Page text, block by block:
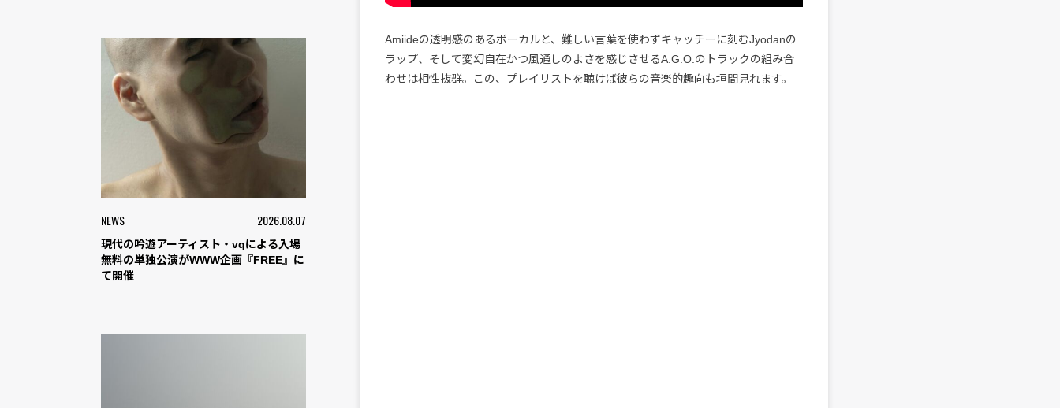
NEWS 2026.08.07
現代の吟遊アーティスト・vqによる入場
無料の単独公演がWWW企画『FREE』に
て開催
Amiideの透明感のあるボーカルと、難しい言葉を使わずキャッチーに刻むJyodanの
ラップ、そして変幻自在かつ風通しのよさを感じさせるA.G.O.のトラックの組み合
わせは相性抜群。この、プレイリストを聴けば彼らの音楽的趣向も垣間見れます。